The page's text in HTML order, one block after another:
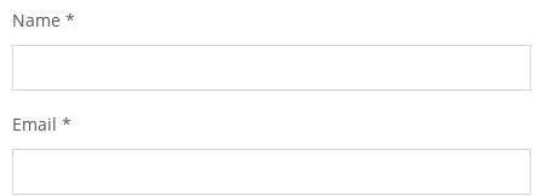
Name *
Email *